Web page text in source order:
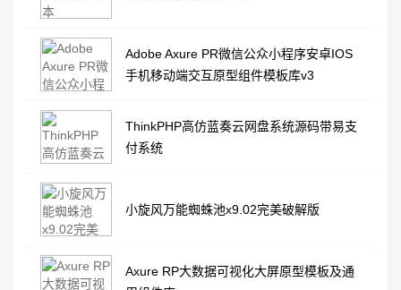
Adobe Axure PR微信公众小程序安卓IOS
手机移动端交互原型组件模板库v3
ThinkPHP高仿蓝奏云网盘系统源码带易支
付系统
小旋风万能蜘蛛池x9.02完美破解版
Axure RP大数据可视化大屏原型模板及通